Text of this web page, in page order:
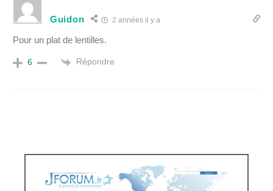
Guidon 2 années il y a
Pour un plat de lentilles.
6 Répondre